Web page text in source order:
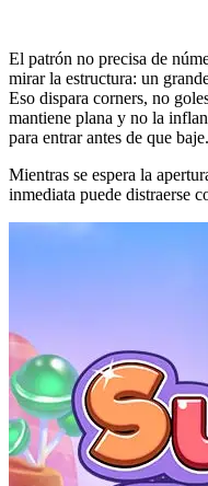
El patrón no precisa de
mirar la estructura: un
Eso dispara corners, no
mantiene plana y no la
para entrar antes de que baje.
Mientras se espera la
inmediata puede distraerse